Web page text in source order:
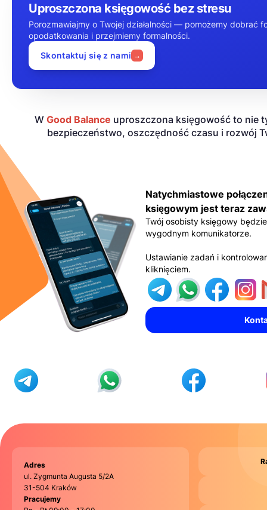
Uproszczona księgowość bez stresu
Porozmawiajmy o Twojej działalności — pomożemy dobrać
opodatkowania i przejmiemy formalności.
Skontaktuj się z nami →
W Good Balance uproszczona księgowość to nie
bezpieczeństwo, oszczędność czasu i rozwój
Natychmiastowe
księgowym jest teraz
Twój osobisty księgowy
wygodnym komunikatorze.
Ustawianie zadań i
kliknięciem.
Adres
ul. Zygmunta Augusta 5/2A
31-504 Kraków
Pracujemy